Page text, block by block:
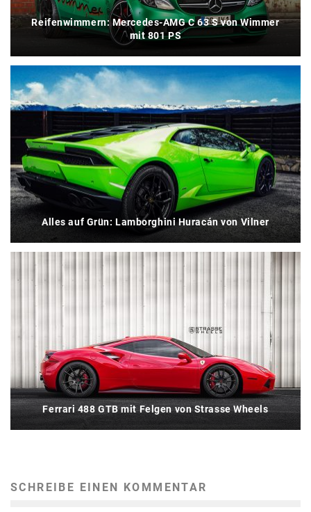
Reifenwimmern: Mercedes-AMG C 63 S von Wimmer
mit 801 PS
Alles auf Grün: Lamborghini Huracán von Vilner
Ferrari 488 GTB mit Felgen von Strasse Wheels
SCHREIBE EINEN KOMMENTAR